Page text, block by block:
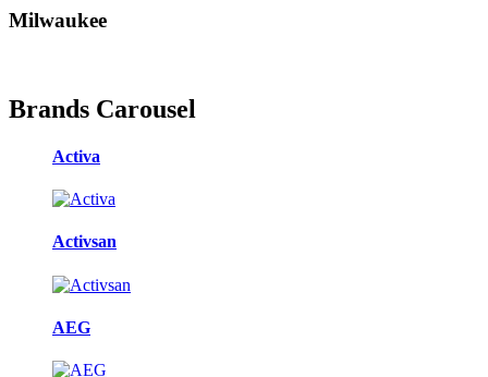
Milwaukee
Brands Carousel
Activa
Activsan
AEG